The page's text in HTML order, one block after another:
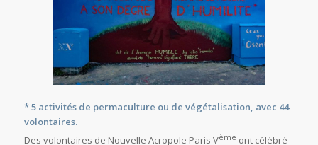
* 5 activités de permaculture ou de végétalisation, avec 44
volontaires.
Des volontaires de Nouvelle Acropole Paris Vème ont célébré